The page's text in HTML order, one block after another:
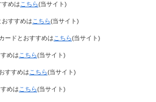
めはこちら(当サイト)
すすめはこちら(当サイト)
ードとおすすめはこちら(当サイト)
めはこちら(当サイト)
すすめはこちら(当サイト)
めはこちら(当サイト)